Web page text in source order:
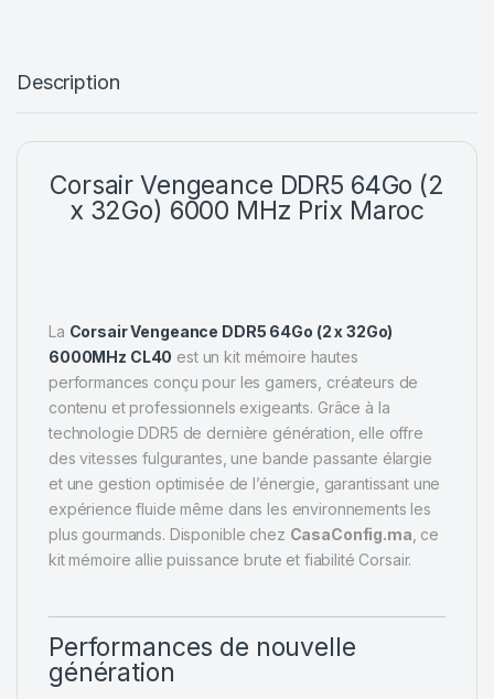
Description
Corsair Vengeance DDR5 64Go (2
x 32Go) 6000 MHz Prix Maroc
La Corsair Vengeance DDR5 64Go (2 x 32Go)
6000MHz CL40 est un kit mémoire hautes
performances conçu pour les gamers, créateurs de
contenu et professionnels exigeants. Grâce à la
technologie DDR5 de dernière génération, elle offre
des vitesses fulgurantes, une bande passante élargie
et une gestion optimisée de l’énergie, garantissant une
expérience fluide même dans les environnements les
plus gourmands. Disponible chez CasaConfig.ma , ce
kit mémoire allie puissance brute et fiabilité Corsair.
Performances de nouvelle
génération